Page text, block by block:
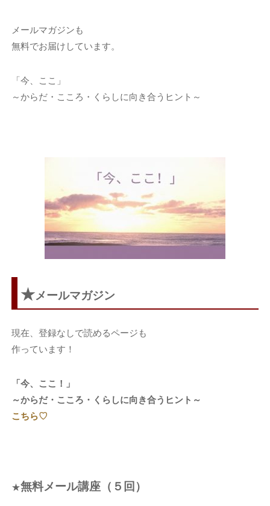
メールマガジンも
無料でお届けしています。
「今、ここ」
～からだ・こころ・くらしに向き合うヒント～
★メールマガジン
現在、登録なしで読めるページも
作っています！
「今、ここ！」
～からだ・こころ・くらしに向き合うヒント～
こちら♡
★無料メール講座（５回）